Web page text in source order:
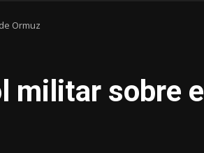
Ormuz
militar sobre el